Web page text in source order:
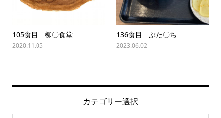
105食目 柳〇食堂
2020.11.05
136食目 ぶた〇ち
2023.06.02
カテゴリー選択